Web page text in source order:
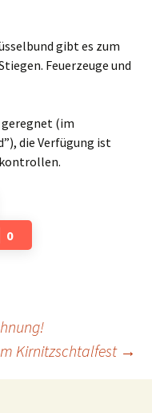
gibt es zum
Feuerzeuge und
(im
die Verfügung ist
0
Kirnitzschtalfest →